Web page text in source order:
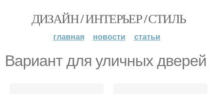
ДИЗАЙН / ИНТЕРЬЕР / СТИЛЬ
главная новости статьи
Вариант для уличных дверей